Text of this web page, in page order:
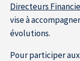
Directeurs
vise à
évolutions.
Pour participer